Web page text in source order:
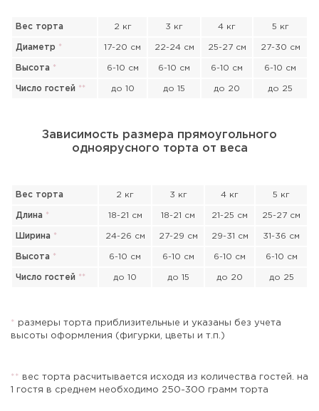
Вес торта 2 кг 3 кг 4 кг 5 кг
Диаметр * 17-20 см 22-24 см 25-27 см 27-30 см
Высота * 6-10 см 6-10 см 6-10 см 6-10 см
Число гостей ** до 10 до 15 до 20 до 25
Зависимость размера прямоугольного
одноярусного торта от веса
Вес торта 2 кг 3 кг 4 кг 5 кг
Длина * 18-21 см 18-21 см 21-25 см 25-27 см
Ширина * 24-26 см 27-29 см 29-31 см 31-36 см
Высота * 6-10 см 6-10 см 6-10 см 6-10 см
Число гостей ** до 10 до 15 до 20 до 25
*
размеры торта приблизительные и указаны без учета
высоты оформления (фигурки, цветы и т.п.)
* *
вес торта расчитывается исходя из количества гостей. на
1 гостя в среднем необходимо 250-300 грамм торта
Прикрепить файл или фото
Отправить